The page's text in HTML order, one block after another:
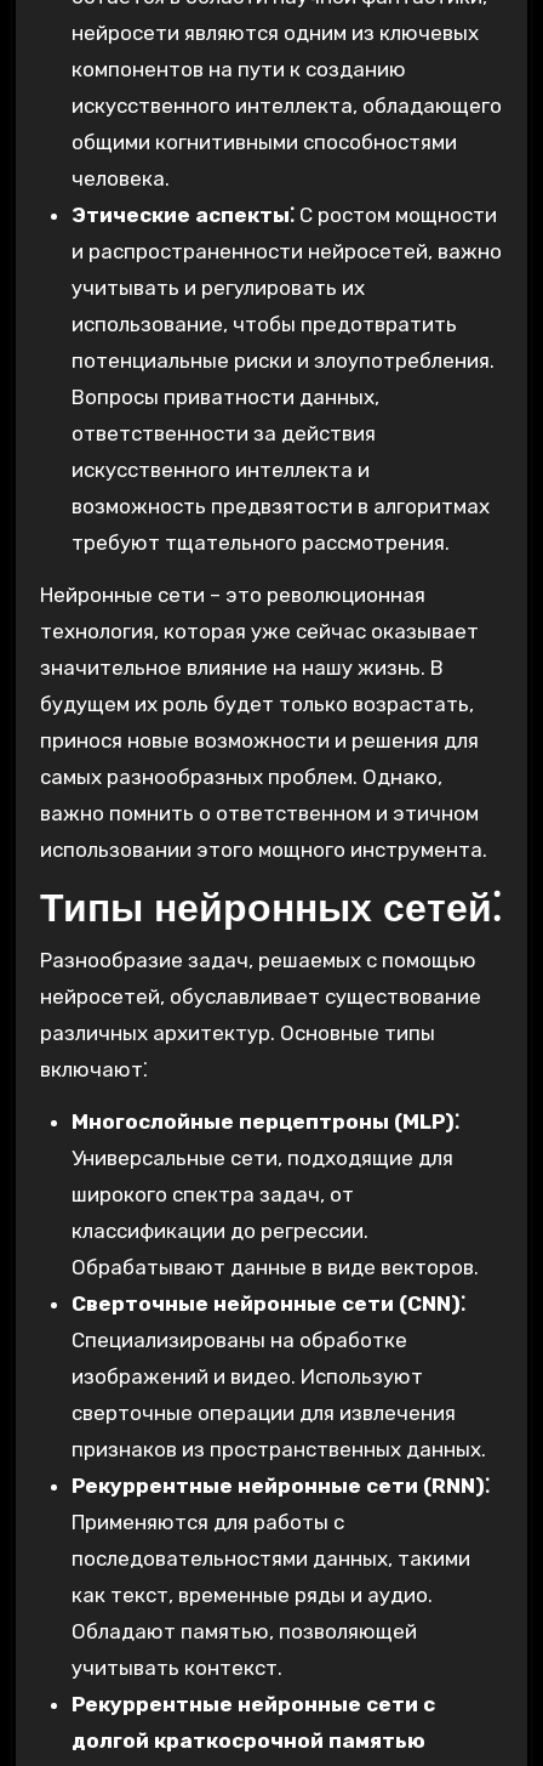
нейросети являются одним из ключевых
компонентов на пути к созданию
искусственного интеллекта, обладающего
общими когнитивными способностями
человека.
Этические аспекты⁚С ростом мощности
и распространенности нейросетей, важно
учитывать и регулировать их
использование, чтобы предотвратить
потенциальные риски и злоупотребления.
Вопросы приватности данных,
ответственности за действия
искусственного интеллекта и
возможность предвзятости в алгоритмах
требуют тщательного рассмотрения.
Нейронные сети – это революционная
технология, которая уже сейчас оказывает
значительное влияние на нашу жизнь. В
будущем их роль будет только возрастать,
принося новые возможности и решения для
самых разнообразных проблем. Однако,
важно помнить о ответственном и этичном
использовании этого мощного инструмента.
Типы нейронных сетей⁚
Разнообразие задач, решаемых с помощью
нейросетей, обуславливает существование
различных архитектур. Основные типы
включают⁚
Многослойные перцептроны (MLP)⁚
Универсальные сети, подходящие для
широкого спектра задач, от
классификации до регрессии.
Обрабатывают данные в виде векторов.
Сверточные нейронные сети (CNN)⁚
Специализированы на обработке
изображений и видео. Используют
сверточные операции для извлечения
признаков из пространственных данных.
Рекуррентные нейронные сети (RNN)⁚
Применяются для работы с
последовательностями данных, такими
как текст, временные ряды и аудио.
Обладают памятью, позволяющей
учитывать контекст.
Рекуррентные нейронные сети с
долгой краткосрочной памятью